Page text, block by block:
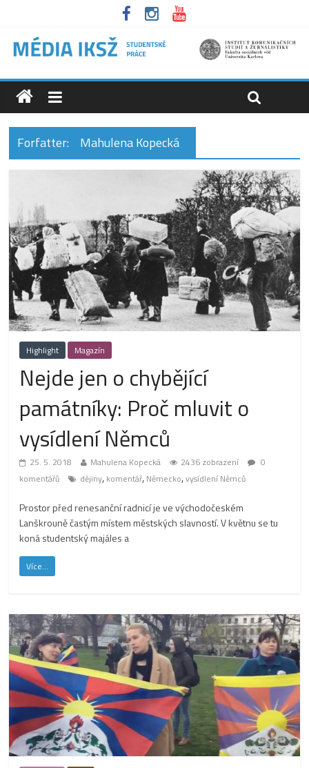
Forfatter: Mahulena Kopecká
Highlight Magazín
Nejde jen o chybějící
památníky: Proč mluvit o
vysídlení Němců
25. 5. 2018 Mahulena Kopecká 2436 zobrazení
0
komentářů
dějiny, komentář, Německo,vysídlení Němců
Prostor před renesanční radnicí je ve východočeském
Lanškrouně častým místem městských slavností. V květnu se tu
koná studentský majáles a
Více...